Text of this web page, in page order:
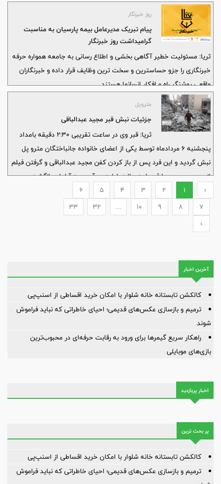
روز خبرنگار
پیام تبریک مدیرعامل بیمه پارسیان به مناسبت
گرامیداشت روز خبرنگار
ثریا: مسئولیت خطیر آگاهی بخشی و اطلاع رسانی به جامعه همواره حرفه
خبرنگاری را جزو حساسترین و سخت ترین وظایف قرار داده و خبرنگاران
واقعی روشنگر راه و افکار انسانها هستند.
متروپل
جزئیات نبش قبر مجید عبدالباقی
ثریا: قبر وی در ساعت تقریبی ۲:۳۰ دقیقه بامداد
پنجشنبه ۶ مردادماه توسط یکی از اعضای خانواده جانباختگان مترو پل
نبش گردید و این فرد پس از باز کردن کفن مجید عبدالباقی و گرفتن فیلم
از جسد وی مجددا قبر را به حالت اولیه در آورد وبه آبادان بازگشت.
‹
1
2
3
4
5
6
7
8
9
10
...
32
33
›
آخرین اخبار
کالکشن تابستانه خانه شلوار با امکان خرید اقساطی از اسنپ‌پی
ترمیم و بازسازی عکس‌های قدیمی؛ احیای خاطراتی که نباید فراموش
شوند
راهکار سریع گیمرها برای ورود به رقابت حرفه‌ای در محبوب‌ترین
بازی‌های موبایلی
اخبار پربازدید
پر بحث ترین
کالکشن تابستانه خانه شلوار با امکان خرید اقساطی از اسنپ‌پی
ترمیم و بازسازی عکس‌های قدیمی؛ احیای خاطراتی که نباید فراموش